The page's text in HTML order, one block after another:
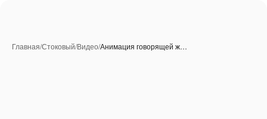
Главная/Стоковый/Видео/Анимация говорящей ж…